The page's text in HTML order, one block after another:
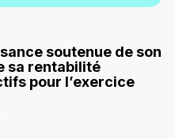
soutenue de son
sa rentabilité
pour l’exercice